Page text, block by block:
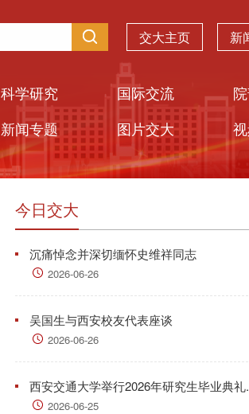
交大主页 新
科学研究 国际交流
新闻专题 图片交大
今日交大
沉痛悼念并深切缅怀史维祥同志
2026-06-26
吴国生与西安校友代表座谈
2026-06-26
西安交通大学举行2026年研究生毕业典礼
2026-06-25